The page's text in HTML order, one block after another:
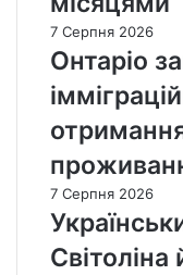
7 Серпня 2026
Онтаріо
7 Серпня 2026